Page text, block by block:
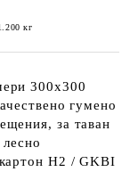
кг
300х300
гумено
за таван
H2 / GKBI